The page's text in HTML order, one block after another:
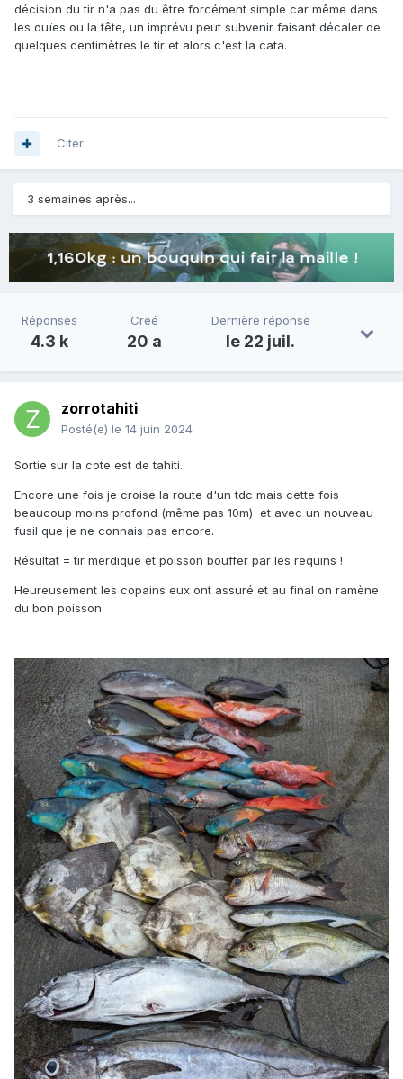
décision du tir n'a pas du être forcément simple car même dans
les ouïes ou la tête, un imprévu peut subvenir faisant décaler de
quelques centimètres le tir et alors c'est la cata.
Citer
3 semaines après...
Réponses
4.3 k
Créé
20 a
Dernière réponse
le 22 juil.
zorrotahiti
Posté(e) le 14 juin 2024
Sortie sur la cote est de tahiti.
Encore une fois je croise la route d'un tdc mais cette fois
beaucoup moins profond (même pas 10m) et avec un nouveau
fusil que je ne connais pas encore.
Résultat = tir merdique et poisson bouffer par les requins !
Heureusement les copains eux ont assuré et au final on ramène
du bon poisson.